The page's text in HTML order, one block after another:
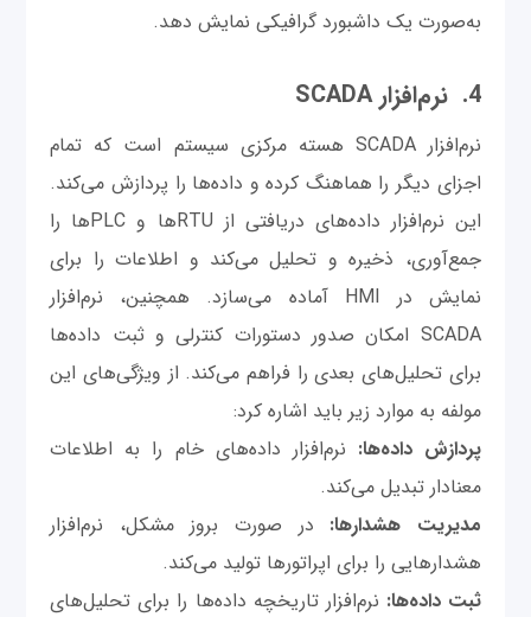
به‌صورت یک داشبورد گرافیکی نمایش دهد.
4. نرم‌افزار SCADA
نرم‌افزار SCADA هسته مرکزی سیستم است که تمام
اجزای دیگر را هماهنگ کرده و داده‌ها را پردازش می‌کند.
این نرم‌افزار داده‌های دریافتی از RTUها و PLCها را
جمع‌آوری، ذخیره و تحلیل می‌کند و اطلاعات را برای
نمایش در HMI آماده می‌سازد. همچنین، نرم‌افزار
SCADA امکان صدور دستورات کنترلی و ثبت داده‌ها
برای تحلیل‌های بعدی را فراهم می‌کند. از ویژگی‌های این
مولفه به موارد زیر باید اشاره کرد:
پردازش داده‌ها: نرم‌افزار داده‌های خام را به اطلاعات
معنادار تبدیل می‌کند.
مدیریت هشدارها: در صورت بروز مشکل، نرم‌افزار
هشدارهایی را برای اپراتورها تولید می‌کند.
ثبت داده‌ها: نرم‌افزار تاریخچه داده‌ها را برای تحلیل‌های